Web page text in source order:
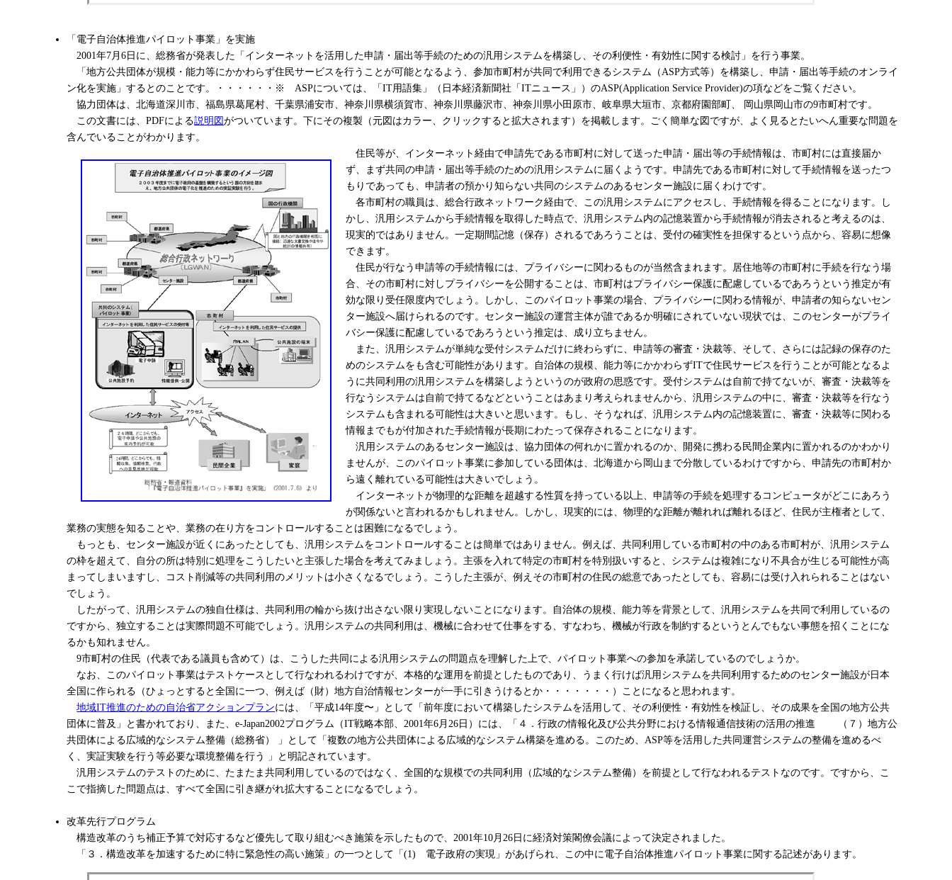
「電子自治体推進パイロット事業」を実施
2001年7月6日に、総務省が発表した「インターネットを活用した申請・届出等手続のための汎用システムを構築し、その利便性・有効性に関する検討」を行う事業。
「地方公共団体が規模・能力等にかかわらず住民サービスを行うことが可能となるよう、参加市町村が共同で利用できるシステム（ASP方式等）を構築し、申請・届出等手続のオンライ
ン化を実施」するとのことです。・・・・・・※ ASPについては、「IT用語集」（日本経済新聞社「ITニュース」）のASP(Application Service Provider)の項などをご覧ください。
協力団体は、北海道深川市、福島県葛尾村、千葉県浦安市、神奈川県横須賀市、神奈川県藤沢市、神奈川県小田原市、岐阜県大垣市、京都府園部町、 岡山県岡山市の9市町村です。
この文書には、PDFによる説明図がついています。下にその複製（元図はカラー、クリックすると拡大されます）を掲載します。ごく簡単な図ですが、よく見るとたいへん重要な問題を
含んでいることがわかります。
住民等が、インターネット経由で申請先である市町村に対して送った申請・届出等の手続情報は、市町村には直接届か
ず、まず共同の申請・届出等手続のための汎用システムに届くようです。申請先である市町村に対して手続情報を送ったつ
もりであっても、申請者の預かり知らない共同のシステムのあるセンター施設に届くわけです。
各市町村の職員は、総合行政ネットワーク経由で、この汎用システムにアクセスし、手続情報を得ることになります。し
かし、汎用システムから手続情報を取得した時点で、汎用システム内の記憶装置から手続情報が消去されると考えるのは、
現実的ではありません。一定期間記憶（保存）されるであろうことは、受付の確実性を担保するという点から、容易に想像
できます。
住民が行なう申請等の手続情報には、プライバシーに関わるものが当然含まれます。居住地等の市町村に手続を行なう場
合、その市町村に対しプライバシーを公開することは、市町村はプライバシー保護に配慮しているであろうという推定が有
効な限り受任限度内でしょう。しかし、このパイロット事業の場合、プライバシーに関わる情報が、申請者の知らないセン
ター施設へ届けられるのです。センター施設の運営主体が誰であるか明確にされていない現状では、このセンターがプライ
バシー保護に配慮しているであろうという推定は、成り立ちません。
また、汎用システムが単純な受付システムだけに終わらずに、申請等の審査・決裁等、そして、さらには記録の保存のた
めのシステムをも含む可能性があります。自治体の規模、能力等にかかわらずITで住民サービスを行うことが可能となるよ
うに共同利用の汎用システムを構築しようというのが政府の思惑です。受付システムは自前で持てないが、審査・決裁等を
行なうシステムは自前で持てるなどということはあまり考えられませんから、汎用システムの中に、審査・決裁等を行なう
システムも含まれる可能性は大きいと思います。もし、そうなれば、汎用システム内の記憶装置に、審査・決裁等に関わる
情報までもが付加された手続情報が長期にわたって保存されることになります。
汎用システムのあるセンター施設は、協力団体の何れかに置かれるのか、開発に携わる民間企業内に置かれるのかわかり
ませんが、このパイロット事業に参加している団体は、北海道から岡山まで分散しているわけですから、申請先の市町村か
ら遠く離れている可能性は大きいでしょう。
インターネットが物理的な距離を超越する性質を持っている以上、申請等の手続を処理するコンピュータがどこにあろう
が関係ないと言われるかもしれません。しかし、現実的には、物理的な距離が離れれば離れるほど、住民が主権者として、
業務の実態を知ることや、業務の在り方をコントロールすることは困難になるでしょう。
もっとも、センター施設が近くにあったとしても、汎用システムをコントロールすることは簡単ではありません。例えば、共同利用している市町村の中のある市町村が、汎用システム
の枠を超えて、自分の所は特別に処理をこうしたいと主張した場合を考えてみましょう。主張を入れて特定の市町村を特別扱いすると、システムは複雑になり不具合が生じる可能性が高
まってしまいますし、コスト削減等の共同利用のメリットは小さくなるでしょう。こうした主張が、例えその市町村の住民の総意であったとしても、容易には受け入れられることはない
でしょう。
したがって、汎用システムの独自仕様は、共同利用の輪から抜け出さない限り実現しないことになります。自治体の規模、能力等を背景として、汎用システムを共同で利用しているの
ですから、独立することは実際問題不可能でしょう。汎用システムの共同利用は、機械に合わせて仕事をする、すなわち、機械が行政を制約するというとんでもない事態を招くことにな
るかも知れません。
9市町村の住民（代表である議員も含めて）は、こうした共同による汎用システムの問題点を理解した上で、パイロット事業への参加を承諾しているのでしょうか。
なお、このパイロット事業はテストケースとして行なわれるわけですが、本格的な運用を前提としたものであり、うまく行けば汎用システムを共同利用するためのセンター施設が日本
全国に作られる（ひょっとすると全国に一つ、例えば（財）地方自治情報センターが一手に引きうけるとか・・・・・・・）ことになると思われます。
地域IT推進のための自治省アクションプランには、「平成14年度〜」として「前年度において構築したシステムを活用して、その利便性・有効性を検証し、その成果を全国の地方公共
団体に普及」と書かれており、また、e-Japan2002プログラム（IT戦略本部、2001年6月26日）には、「４．行政の情報化及び公共分野における情報通信技術の活用の推進 （７）地方公
共団体による広域的なシステム整備（総務省） 」として「複数の地方公共団体による広域的なシステム構築を進める。このため、ASP等を活用した共同運営システムの整備を進めるべ
く、実証実験を行う等必要な環境整備を行う 」と明記されています。
汎用システムのテストのために、たまたま共同利用しているのではなく、全国的な規模での共同利用（広域的なシステム整備）を前提として行なわれるテストなのです。ですから、こ
こで指摘した問題点は、すべて全国に引き継がれ拡大することになるでしょう。
改革先行プログラム
構造改革のうち補正予算で対応するなど優先して取り組むべき施策を示したもので、2001年10月26日に経済対策閣僚会議によって決定されました。
「３．構造改革を加速するために特に緊急性の高い施策」の一つとして「(1) 電子政府の実現」があげられ、この中に電子自治体推進パイロット事業に関する記述があります。